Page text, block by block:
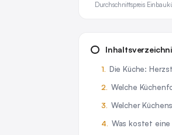
Durchschnittspreis
Die Küche:
Welche
Welcher
Was kostet